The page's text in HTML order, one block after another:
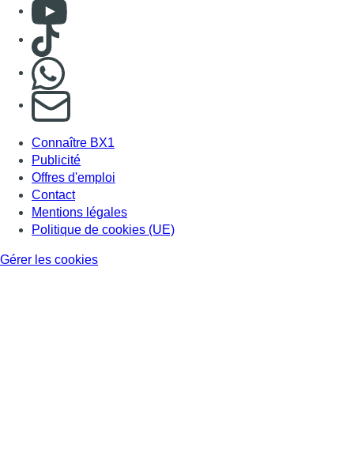
Consulter Youtube
Consulter TikTok
S'abonner à notre newsletter
Connaître BX1
Publicité
Offres d'emploi
Contact
Mentions légales
Politique de cookies (UE)
Gérer les cookies